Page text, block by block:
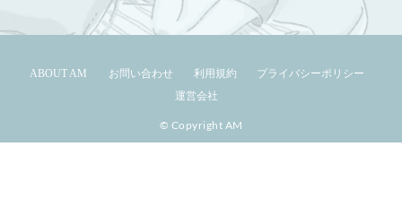
ABOUT AM お問い合わせ 利用規約
プライバシーポリシー
運営会社
© Copyright AM